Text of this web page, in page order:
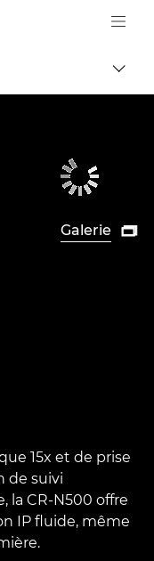
Canon Logo, back to
Galerie 
15x et de prise
de suivi
CR-N500 offre
IP fluide, même